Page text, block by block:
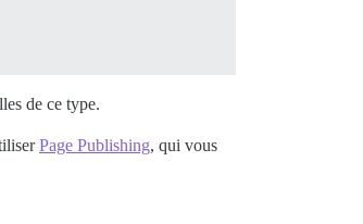
de ce type.
Page Publishing, qui vous